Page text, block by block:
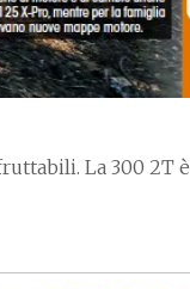
La 300 2T è